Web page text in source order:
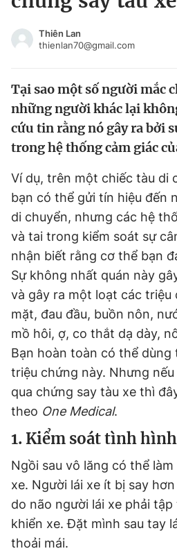
Chào ngày mới
Tin thị trường
Video
Sản phẩm khác
Tiện ích
Thông tin tòa soạn
Đọc Thanh Niên trên điện
Theo dõi báo trên
Hotline
0906 645 777
Liên
Đặt báo
Tin đã xem
Thiên Lan
thienlan70@gmail.com
Tại sao một số người mắc
những người khác lại
cứu tin rằng nó gây ra bởi
trong hệ thống cảm giác
Ví dụ, trên một chiếc tàu di
bạn có thể gửi tín hiệu đến
di chuyển, nhưng các hệ
và tai trong kiểm soát sự
nhận biết rằng cơ thể bạn
Sự không nhất quán này
và gây ra một loạt các triệu
mặt, đau đầu, buồn nôn,
mồ hôi, ợ, co thắt dạ dày,
Bạn hoàn toàn có thể dùng
triệu chứng này. Nhưng
qua chứng say tàu xe thì
theo One Medical.
1. Kiểm soát tình hình
Ngồi sau vô lăng có thể
xe. Người lái xe ít bị say
do não người lái xe phải
khiển xe. Đặt mình sau tay
thoải mái.